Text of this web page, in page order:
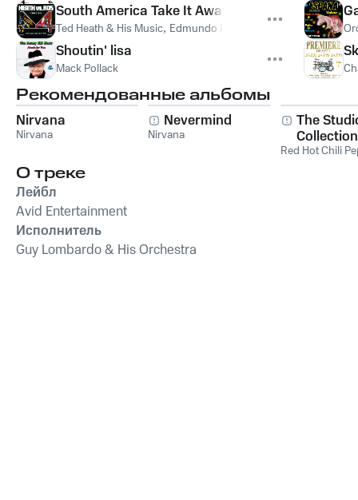
South America Take It Away
Ted Heath & His Music, Edmundo Ros & His Orchestra
Shoutin' lisa
Mack Pollack
Рекомендованные альбомы
Nirvana
Nirvana
Nevermind
Nirvana
The
Collection
Red Hot Chili
О треке
Лейбл
Avid Entertainment
Исполнитель
Guy Lombardo & His Orchestra